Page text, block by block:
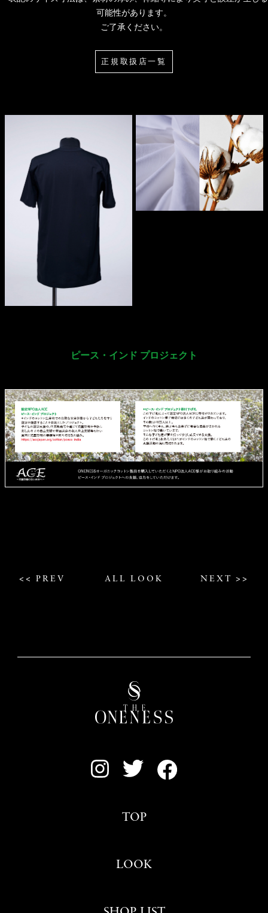
可能性があります。
ご了承ください。
正規取扱店一覧
ピース・インド プロジェクト
<< PREV ALL LOOK NEXT >>
TOP
LOOK